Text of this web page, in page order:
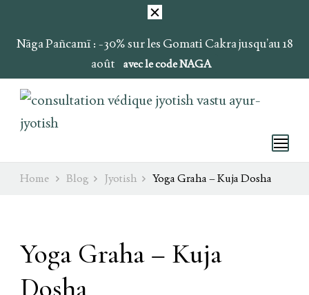
Nāga Pañcamī : -30% sur les Gomati Cakra jusqu’au 18
août
avec le code NAGA
Ojas & Soma
Ray of Light
Home Blog Jyotish Yoga Graha – Kuja Dosha
Yoga Graha – Kuja
Dosha